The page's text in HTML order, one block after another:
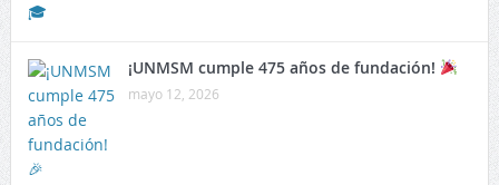
¡UNMSM cumple 475 años de fundación!
mayo 12, 2026